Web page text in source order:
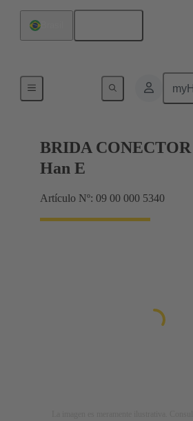
Más accesorios
BRIDA
Han E
Artículo Nº: 09 00 000 5340